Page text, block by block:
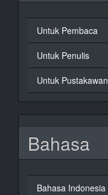
Untuk Pembaca
Untuk Penulis
Untuk Pustakawan
Bahasa
Bahasa Indonesia